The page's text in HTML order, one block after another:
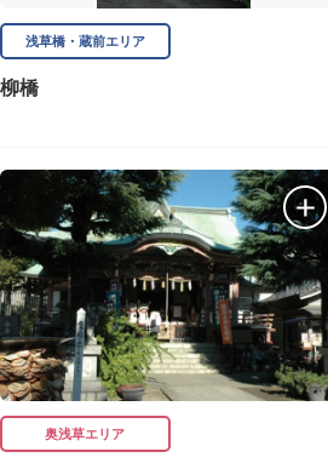
浅草橋・蔵前エリア
柳橋
奥浅草エリア